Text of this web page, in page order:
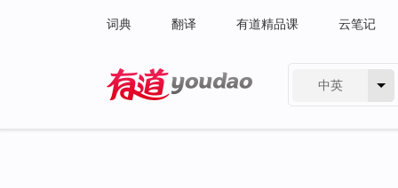
词典 翻译 有道精品课 云笔记
中英